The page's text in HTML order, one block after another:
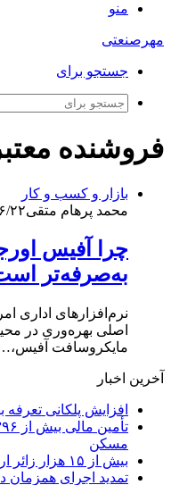
منو
مهرصنعتی
جستجو برای
فروشنده
بازار و کسب و کار
محمد پرهام متقی
چرا آفیس
به‌صرفه‌تر
نرم‌افزارهای اداری
اصلی بهره‌وری در
مایکروسافت
آخرین اخبار
افزایش پلکانی
مسکن
بیش از ۱۵ هزار زائر اربعین به البرز بازگشتند